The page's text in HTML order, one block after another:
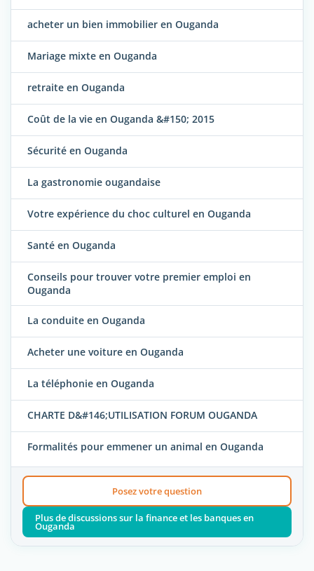
acheter un bien immobilier en Ouganda
Mariage mixte en Ouganda
retraite en Ouganda
Coût de la vie en Ouganda &#150; 2015
Sécurité en Ouganda
La gastronomie ougandaise
Votre expérience du choc culturel en Ouganda
Santé en Ouganda
Conseils pour trouver votre premier emploi en
Ouganda
La conduite en Ouganda
Acheter une voiture en Ouganda
La téléphonie en Ouganda
CHARTE D&#146;UTILISATION FORUM OUGANDA
Formalités pour emmener un animal en Ouganda
Posez votre question
Plus de discussions sur la finance et les banques en
Ouganda